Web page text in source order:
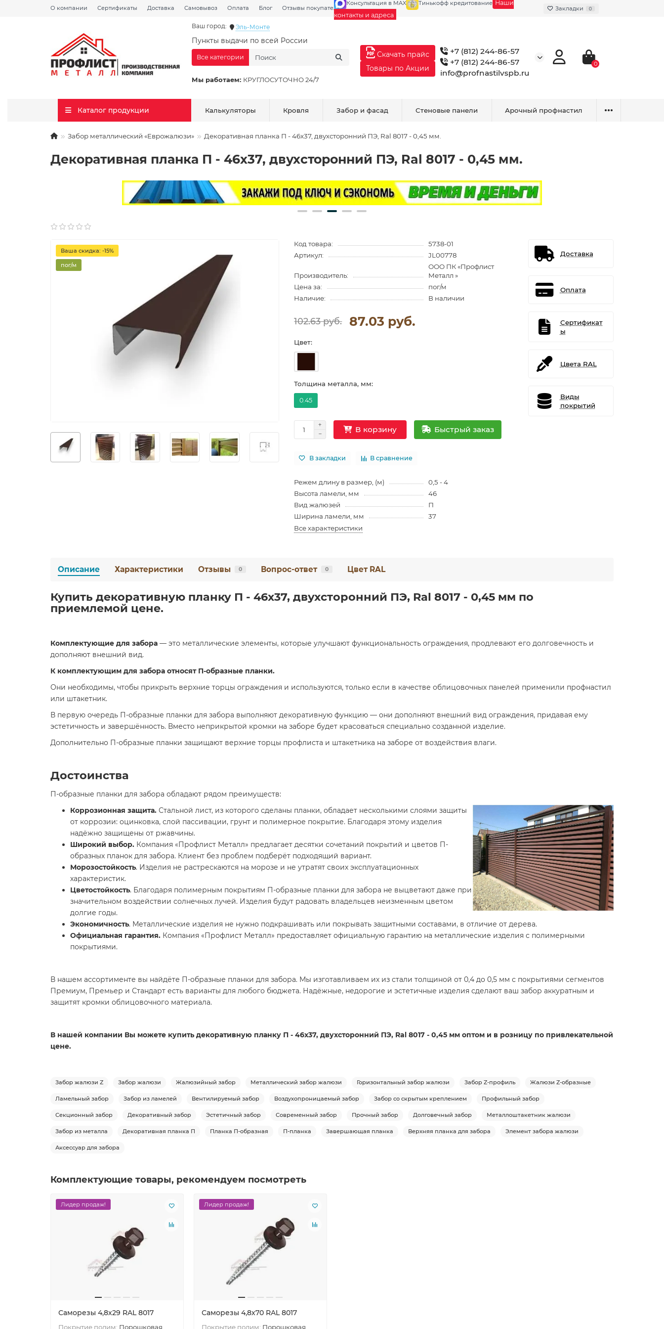
О компании Сертификаты Доставка Самовывоз Оплата Блог Отзывы покупателей Галерея
Консультация в MAX Тинькофф кредитование Наши
контакты и адреса
Закладки 0
Ваш город: Эль-Монте
Пункты выдачи по всей России
Мы работаем: КРУГЛОСУТОЧНО 24/7
Все категории
Скачать прайс
Товары по Акции
+7 (812) 244-86-57
+7 (812) 244-86-57
info@profnastilvspb.ru
0
Каталог продукции Калькуляторы Кровля Забор и фасад Стеновые панели Арочный профнастил
Забор металлический «Еврожалюзи» Декоративная планка П - 46х37, двухсторонний ПЭ, Ral 8017 - 0,45 мм.
Декоративная планка П - 46х37, двухсторонний ПЭ, Ral 8017 - 0,45 мм.
Ваша скидка: -15%
пог/м
Код товара:
5738-01
Артикул:
JL00778
Производитель:
ООО ПК «Профлист
Металл »
Цена за:
пог/м
Наличие:
В наличии
102.63 руб. 87.03 руб.
Цвет:
Толщина металла, мм:
0.45
В корзину Быстрый заказ
В закладки В сравнение
Режем длину в размер, (м)
0,5 - 4
Высота ламели, мм
46
Вид жалюзей
П
Ширина ламели, мм
37
Все характеристики
Доставка
Оплата
Сертификат
ы
Цвета RAL
Виды
покрытий
Описание Характеристики Отзывы 0 Вопрос-ответ 0 Цвет RAL
Купить декоративную планку П - 46х37, двухсторонний ПЭ, Ral 8017 - 0,45 мм по
приемлемой цене.
Комплектующие для забора — это металлические элементы, которые улучшают функциональность ограждения, продлевают его долговечность и
дополняют внешний вид.
К комплектующим для забора относят П-образные планки.
Они необходимы, чтобы прикрыть верхние торцы ограждения и используются, только если в качестве облицовочных панелей применили профнастил
или штакетник.
В первую очередь П-образные планки для забора выполняют декоративную функцию — они дополняют внешний вид ограждения, придавая ему
эстетичность и завершённость. Вместо неприкрытой кромки на заборе будет красоваться специально созданной изделие.
Дополнительно П-образные планки защищают верхние торцы профлиста и штакетника на заборе от воздействия влаги.
Достоинства
П-образные планки для забора обладают рядом преимуществ:
Коррозионная защита. Стальной лист, из которого сделаны планки, обладает несколькими слоями защиты
от коррозии: оцинковка, слой пассивации, грунт и полимерное покрытие. Благодаря этому изделия
надёжно защищены от ржавчины.
Широкий выбор. Компания «Профлист Металл» предлагает десятки сочетаний покрытий и цветов П-
образных планок для забора. Клиент без проблем подберёт подходящий вариант.
Морозостойкость. Изделия не растрескаются на морозе и не утратят своих эксплуатационных
характеристик.
Цветостойкость. Благодаря полимерным покрытиям П-образные планки для забора не выцветают даже при
значительном воздействии солнечных лучей. Изделия будут радовать владельцев неизменным цветом
долгие годы.
Экономичность. Металлические изделия не нужно подкрашивать или покрывать защитными составами, в отличие от дерева.
Официальная гарантия. Компания «Профлист Металл» предоставляет официальную гарантию на металлические изделия с полимерными
покрытиями.
В нашем ассортименте вы найдёте П-образные планки для забора. Мы изготавливаем их из стали толщиной от 0,4 до 0,5 мм с покрытиями сегментов
Премиум, Премьер и Стандарт есть варианты для любого бюджета. Надёжные, недорогие и эстетичные изделия сделают ваш забор аккуратным и
защитят кромки облицовочного материала.
В нашей компании Вы можете купить декоративную планку П - 46х37, двухсторонний ПЭ, Ral 8017 - 0,45 мм оптом и в розницу по привлекательной
цене.
Забор жалюзи Z Забор жалюзи Жалюзийный забор Металлический забор жалюзи Горизонтальный забор жалюзи Забор Z-профиль Жалюзи Z-образные
Ламельный забор Забор из ламелей Вентилируемый забор Воздухопроницаемый забор Забор со скрытым креплением Профильный забор
Секционный забор Декоративный забор Эстетичный забор Современный забор Прочный забор Долговечный забор Металлоштакетник жалюзи
Забор из металла Декоративная планка П Планка П-образная П-планка Завершающая планка Верхняя планка для забора Элемент забора жалюзи
Аксессуар для забора
Комплектующие товары, рекомендуем посмотреть
Лидер продаж!
Саморезы 4,8х29 RAL 8017
Покрытие полим: Порошковая
Лидер продаж!
Саморезы 4,8х70 RAL 8017
Покрытие полим: Порошковая